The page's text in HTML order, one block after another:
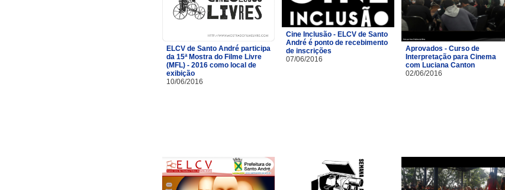
ELCV de Santo André participa
da 15ª Mostra do Filme Livre
(MFL) - 2016 como local de
exibição
10/06/2016
Cine Inclusão - ELCV de Santo
André é ponto de recebimento
de inscrições
07/06/2016
Aprovados - Curso de
Interpretação para Cinema
com Luciana Canton
02/06/2016